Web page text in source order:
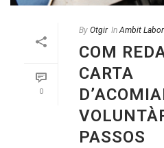
0
By Otgir In Ambit
COM
CARTA
PASSOS